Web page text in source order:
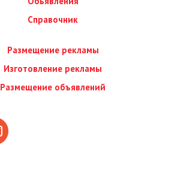
Справочник
Размещение рекламы
Изготовление рекламы
Размещение объявлений